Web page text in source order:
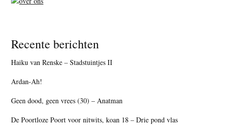
Recente berichten
Haiku van Renske – Stadstuintjes II
Ardan-Ah!
Geen dood, geen vrees (30) – Anatman
De Poortloze Poort voor nitwits, koan 18 – Drie pond vlas